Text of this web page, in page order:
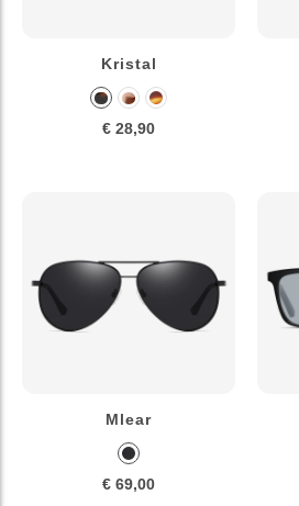
Kristal
€ 28,90
Mlear
€ 69,00